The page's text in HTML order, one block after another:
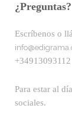
¿Preguntas?
Escríbenos o
+34913093112
Para estar al
sociales.